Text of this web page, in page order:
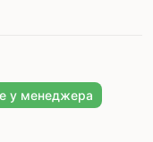
у менеджера